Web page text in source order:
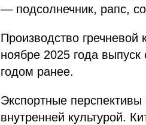
— подсолнечник, рапс,
Производство
ноябре 2025 года
годом ранее.
Экспортные перспективы
внутренней культурой.